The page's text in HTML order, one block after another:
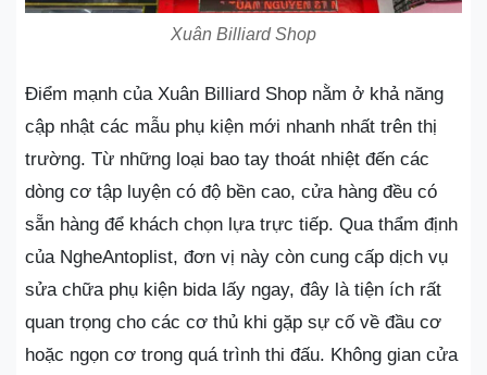
Xuân Billiard Shop
Điểm mạnh của Xuân Billiard Shop nằm ở khả năng
cập nhật các mẫu phụ kiện mới nhanh nhất trên thị
trường. Từ những loại bao tay thoát nhiệt đến các
dòng cơ tập luyện có độ bền cao, cửa hàng đều có
sẵn hàng để khách chọn lựa trực tiếp. Qua thẩm định
của NgheAntoplist, đơn vị này còn cung cấp dịch vụ
sửa chữa phụ kiện bida lấy ngay, đây là tiện ích rất
quan trọng cho các cơ thủ khi gặp sự cố về đầu cơ
hoặc ngọn cơ trong quá trình thi đấu. Không gian cửa